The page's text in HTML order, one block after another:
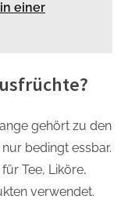
einer
gehört zu den
bedingt essbar.
Tee, Liköre,
verwendet.